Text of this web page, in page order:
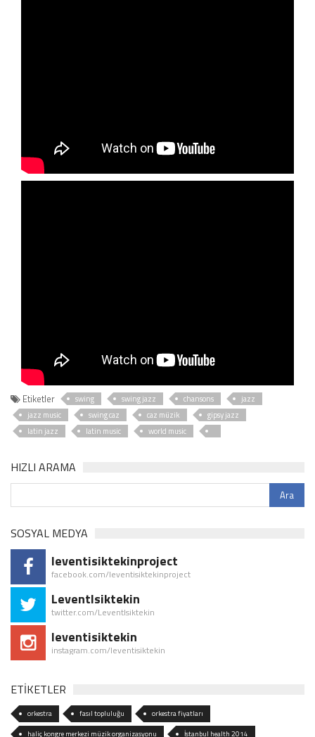
Etiketler swing swing jazz chansons
jazz
jazz music
swing caz caz müzik
gipsy jazz
latin jazz
latin music world music
HIZLI ARAMA
SOSYAL MEDYA
leventisiktekinproject
facebook.com/leventisiktekinproject
LeventIsiktekin
twitter.com/LeventIsiktekin
leventisiktekin
instagram.com/leventisiktekin
ETİKETLER
orkestra fasıl topluluğu
orkestra fiyatları
haliç kongre merkezi müzik organizasyonu
İstanbul health 2014